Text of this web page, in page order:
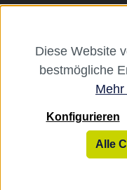
Alle Preise exkl. gesetzl.
Die dentalkiosk.de
an Zahnarztpraxen
Verbraucher,
an
Diese Website
bestmögliche
Konfigurieren
Alle